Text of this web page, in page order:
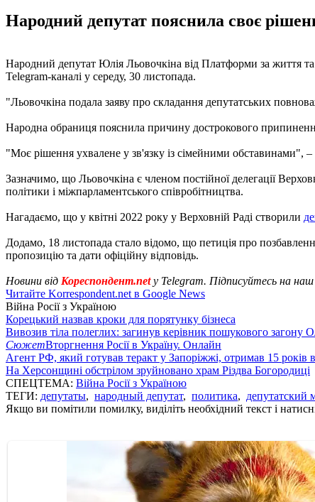
Народний депутат пояснила своє
Народний депутат Юлія Льовочкіна від Платформи за життя
Telegram-каналі у середу, 30 листопада.
"Льовочкіна подала заяву про складання депутатських
Народна обраниця пояснила причину дострокового
"Моє рішення ухвалене у зв'язку із сімейними обставинами", –
Зазначимо, що Льовочкіна є членом постійної делегації
політики і міжпарламентського співробітництва.
Нагадаємо, що у квітні 2022 року у Верховній Раді створили
Додамо, 18 листопада стало відомо, що петиція про
пропозицію та дати офіційну відповідь.
Новини від Кореспондент.netу Telegram. Підписуйтесь на наш
Читайте Korrespondent.net в Google News
Війна Росії з Україною
Корецький назвав кроки для порятунку бізнеса
Вивозив тіла полеглих: загинув керівник пошукового загону
СюжетВторгнення Росії в Україну. Онлайн
Агент РФ, який готував теракт у Запоріжжі, отримав 15 років
На Херсонщині обстрілом зруйновано храм Різдва Богородиці
СПЕЦТЕМА: Війна Росії з Україною
ТЕГИ: депутаты, народный депутат, политика, депутатский
Якщо ви помітили помилку, виділіть необхідний текст і